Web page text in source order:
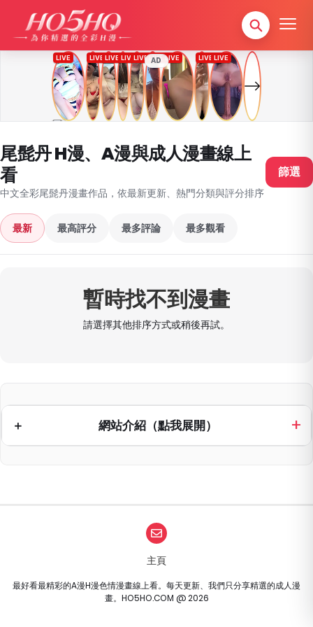
AD
尾髭丹 H漫、A漫與成人漫畫線上
看
中文全彩尾髭丹漫畫作品，依最新更新、熱門分類與評分排序
篩選
最新 最高評分 最多評論 最多觀看
暫時找不到漫畫
請選擇其他排序方式或稍後再試。
網站介紹（點我展開）
主頁
最好看最精彩的A漫H漫色情漫畫線上看。每天更新、我們只分享精選的成人漫
畫。HO5HO.COM @ 2026